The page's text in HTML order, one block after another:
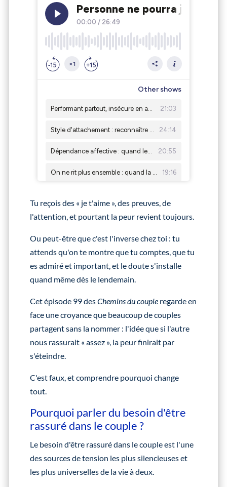
Tu reçois des « je t'aime », des preuves, de
l'attention, et pourtant la peur revient toujours.
Ou peut-être que c'est l'inverse chez toi : tu
attends qu'on te montre que tu comptes, que tu
es admiré et important, et le doute s'installe
quand même dès le lendemain.
Cet épisode 99 desChemins du couple regarde en
face une croyance que beaucoup de couples
partagent sans la nommer : l'idée que si l'autre
nous rassurait « assez », la peur finirait par
s'éteindre.
C'est faux, et comprendre pourquoi change
tout.
Pourquoi parler du besoin d'être
rassuré dans le couple ?
Le besoin d'être rassuré dans le couple est l'une
des sources de tension les plus silencieuses et
les plus universelles de la vie à deux.